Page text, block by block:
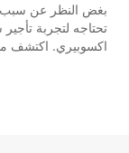
تحتاجه لتجربة
اكسوبيري. اكتشف